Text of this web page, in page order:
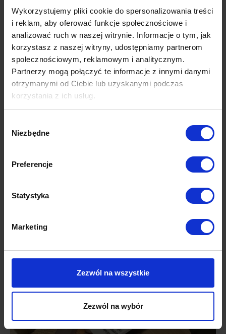
Wykorzystujemy pliki cookie do spersonalizowania treści
i reklam, aby oferować funkcje społecznościowe i
analizować ruch w naszej witrynie. Informacje o tym, jak
korzystasz z naszej witryny, udostępniamy partnerom
społecznościowym, reklamowym i analitycznym.
Partnerzy mogą połączyć te informacje z innymi danymi
otrzymanymi od Ciebie lub uzyskanymi podczas
korzystania z ich usług.
zgody
Niezbędne
Preferencje
Statystyka
Marketing
Zezwól na wszystkie
Zezwól na wybór